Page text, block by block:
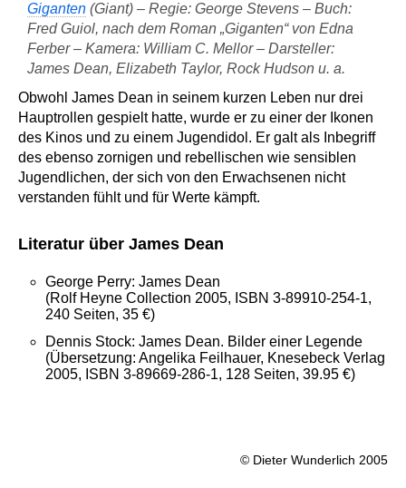
Giganten (Giant) – Regie: George Stevens – Buch:
Fred Guiol, nach dem Roman „Giganten“ von Edna
Ferber – Kamera: William C. Mellor – Darsteller:
James Dean, Elizabeth Taylor, Rock Hudson u. a.
Obwohl James Dean in seinem kurzen Leben nur drei
Hauptrollen gespielt hatte, wurde er zu einer der Ikonen
des Kinos und zu einem Jugendidol. Er galt als Inbegriff
des ebenso zornigen und rebellischen wie sensiblen
Jugendlichen, der sich von den Erwachsenen nicht
verstanden fühlt und für Werte kämpft.
Literatur über James Dean
George Perry: James Dean
(Rolf Heyne Collection 2005, ISBN 3-89910-254-1,
240 Seiten, 35 €)
Dennis Stock: James Dean. Bilder einer Legende
(Übersetzung: Angelika Feilhauer, Knesebeck Verlag
2005, ISBN 3-89669-286-1, 128 Seiten, 39.95 €)
© Dieter Wunderlich 2005